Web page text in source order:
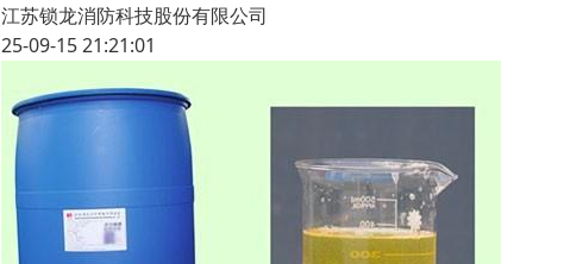
江苏锁龙消防科技股份有限公司
25-09-15 21:21:01